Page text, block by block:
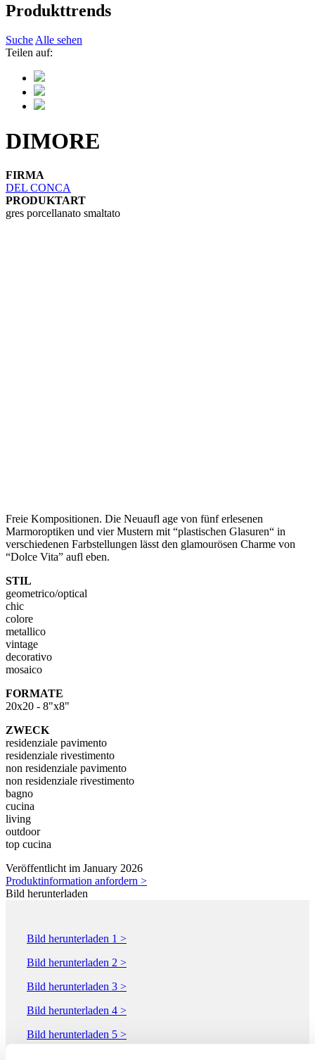
Produkttrends
SucheAlle sehen
Teilen auf:
DIMORE
FIRMA
DEL CONCA
PRODUKTART
gres porcellanato smaltato
Freie Kompositionen. Die Neuaufl age von fünf erlesenen
Marmoroptiken und vier Mustern mit “plastischen Glasuren“ in
verschiedenen Farbstellungen lässt den glamourösen Charme von
“Dolce Vita” aufl eben.
STIL
geometrico/optical
chic
colore
metallico
vintage
decorativo
mosaico
FORMATE
20x20 - 8"x8"
ZWECK
residenziale pavimento
residenziale rivestimento
non residenziale pavimento
non residenziale rivestimento
bagno
cucina
living
outdoor
top cucina
Veröffentlicht im January 2026
Produktinformation anfordern >
Bild herunterladen
Bild herunterladen 1 >
Bild herunterladen 2 >
Bild herunterladen 3 >
Bild herunterladen 4 >
Bild herunterladen 5 >